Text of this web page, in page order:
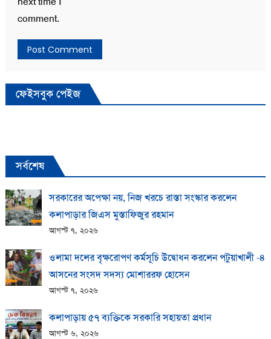
comment.
ফেইসবুক পেইজ
সর্বশেষ
সরকারের অপেক্ষা নয়, নিজ খরচে রাস্তা সংস্কার করলেন
কলাপাড়ার জিএস মুস্তাফিজুর রহমান
আগস্ট ৭, ২০২৬
ওলামা দলের বৃক্ষরোপণ কর্মসূচি উদ্বোধন করলেন পটুয়াখালী -৪
আসনের সংসদ সদস্য মোশাররফ হোসেন
আগস্ট ৭, ২০২৬
কলাপাড়ায় ​৫৭ ব্যক্তিকে সরকারি সহায়তা প্রধান
আগস্ট ৬, ২০২৬